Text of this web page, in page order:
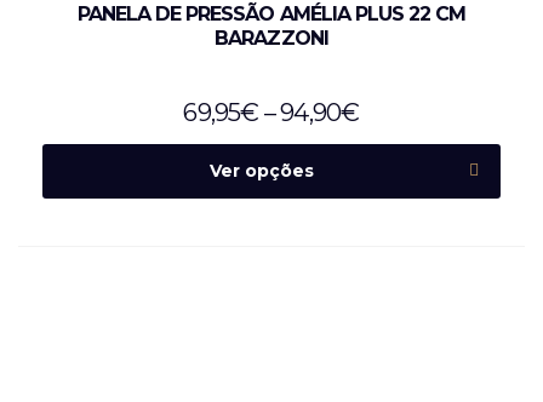
PANELA DE PRESSÃO AMÉLIA PLUS 22 CM
BARAZZONI
69,95€ –94,90€
Ver opções